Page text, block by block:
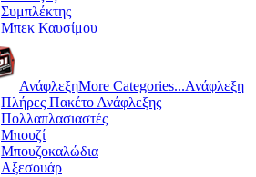
Συμπλέκτης
Μπεκ Καυσίμου
ΑνάφλεξηMore Categories...Ανάφλεξη
Πλήρες Πακέτο Ανάφλεξης
Πολλαπλασιαστές
Μπουζί
Μπουζοκαλώδια
Αξεσουάρ